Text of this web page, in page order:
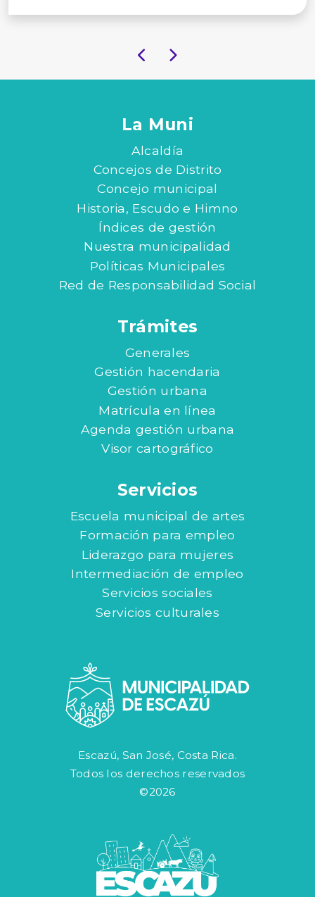
La Muni
Alcaldía
Concejos de Distrito
Concejo municipal
Historia, Escudo e Himno
Índices de gestión
Nuestra municipalidad
Políticas Municipales
Red de Responsabilidad Social
Trámites
Generales
Gestión hacendaria
Gestión urbana
Matrícula en línea
Agenda gestión urbana
Visor cartográfico
Servicios
Escuela municipal de artes
Formación para empleo
Liderazgo para mujeres
Intermediación de empleo
Servicios sociales
Servicios culturales
Escazú, San José, Costa Rica.
Todos los derechos reservados
©2026